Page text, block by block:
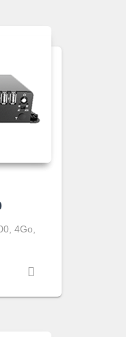
4Go,